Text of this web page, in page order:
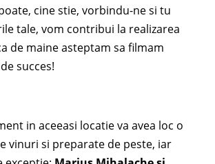
cine stie, vorbindu-ne si tu
tale, vom contribui la realizarea
de maine asteptam sa filmam
succes!
in aceeasi locatie va avea loc o
vinuri si preparate de peste, iar